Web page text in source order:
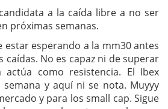
a la caída libre a no ser
próximas semanas.
estar esperando a la mm30 antes
caídas. No es capaz ni de superar
como resistencia. El Ibex
y aquí ni se nota. Muyyy
y para los small cap. Sigue